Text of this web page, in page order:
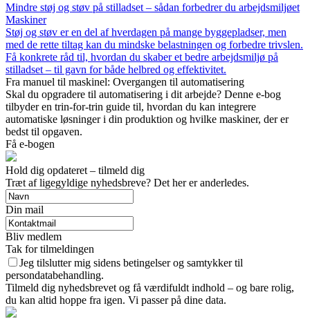
Mindre støj og støv på stilladset – sådan forbedrer du arbejdsmiljøet
Maskiner
Støj og støv er en del af hverdagen på mange byggepladser, men
med de rette tiltag kan du mindske belastningen og forbedre trivslen.
Få konkrete råd til, hvordan du skaber et bedre arbejdsmiljø på
stilladset – til gavn for både helbred og effektivitet.
Fra manuel til maskinel: Overgangen til automatisering
Skal du opgradere til automatisering i dit arbejde? Denne e-bog
tilbyder en trin-for-trin guide til, hvordan du kan integrere
automatiske løsninger i din produktion og hvilke maskiner, der er
bedst til opgaven.
Få e-bogen
Hold dig opdateret – tilmeld dig
Træt af ligegyldige nyhedsbreve? Det her er anderledes.
Din mail
Bliv medlem
Tak for tilmeldingen
Jeg tilslutter mig sidens betingelser og samtykker til
persondatabehandling.
Tilmeld dig nyhedsbrevet og få værdifuldt indhold – og bare rolig,
du kan altid hoppe fra igen. Vi passer på dine data.